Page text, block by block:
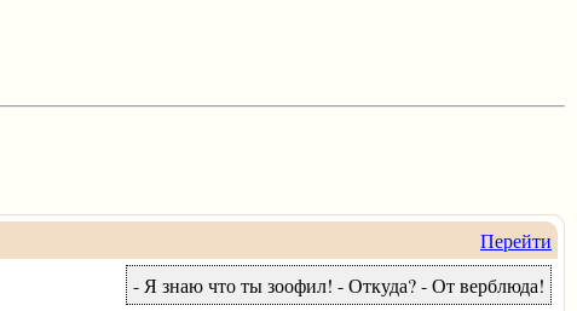
Перейти
- Я знаю что ты зоофил! - Откуда? - От верблюда!